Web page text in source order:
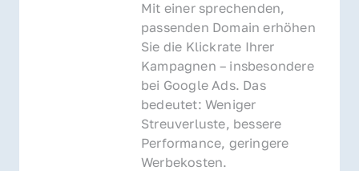
Mit einer sprechenden,
passenden Domain erhöhen
Sie die Klickrate Ihrer
Kampagnen – insbesondere
bei Google Ads. Das
bedeutet: Weniger
Streuverluste, bessere
Performance, geringere
Werbekosten.